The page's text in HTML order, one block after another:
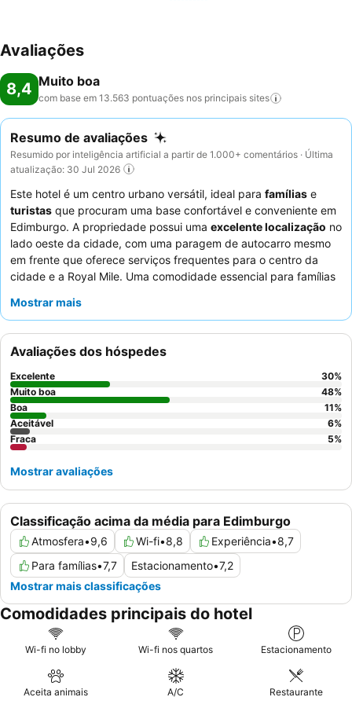
Avaliações
8,4 Muito boa
com base em 13.563 pontuações nos principais sites
Resumo de avaliações
Resumido por inteligência artificial a partir de 1.000+ comentários · Última
atualização: 30 Jul 2026
Este hotel é um centro urbano versátil, ideal para famílias e
turistas que procuram uma base confortável e conveniente em
Edimburgo. A propriedade possui uma excelente localização no
lado oeste da cidade, com uma paragem de autocarro mesmo
em frente que oferece serviços frequentes para o centro da
cidade e a Royal Mile. Uma comodidade essencial para famílias
hóspedes elogiam consistentemente os
variado e abundante
considere pedir um quarto virado para o jardim.
Mostrar mais
Classificação acima da média para Edimburgo
Atmosfera•9,6 Wi-fi•8,8 Experiência•8,7
Para famílias•7,7 Estacionamento•7,2
Mostrar mais classificações
Avaliações dos hóspedes
Excelente 30%
Muito boa
48%
Boa
11%
Aceitável
6%
Fraca
5%
Mostrar avaliações
Comodidades principais do hotel
Wi-fi no lobby Wi-fi nos quartos Estacionamento
Aceita animais A/C Restaurante